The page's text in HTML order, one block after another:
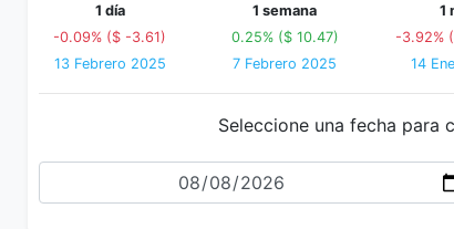
1 día
-0.09% ($ -3.61)
13 Febrero 2025
1 semana
0.25% ($ 10.47)
7 Febrero 2025
1
-3.92%
14
Seleccione una fecha para
Fecha